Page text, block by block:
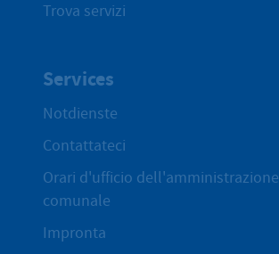
Trova servizi
Services
Notdienste
Contattateci
Orari d'ufficio dell'amministrazione
comunale
Impronta